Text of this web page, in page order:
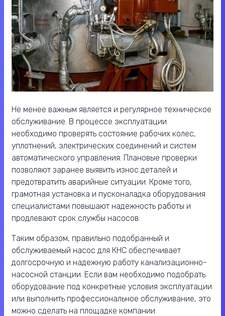
Не менее важным является и регулярное техническое
обслуживание. В процессе эксплуатации
необходимо проверять состояние рабочих колес,
уплотнений, электрических соединений и систем
автоматического управления. Плановые проверки
позволяют заранее выявить износ деталей и
предотвратить аварийные ситуации. Кроме того,
грамотная установка и пусконаладка оборудования
специалистами повышают надежность работы и
продлевают срок службы насосов.
Таким образом, правильно подобранный и
обслуживаемый насос для КНС обеспечивает
долгосрочную и надежную работу канализационно-
насосной станции. Если вам необходимо подобрать
оборудование под конкретные условия эксплуатации
или выполнить профессиональное обслуживание, это
можно сделать на площадке компании